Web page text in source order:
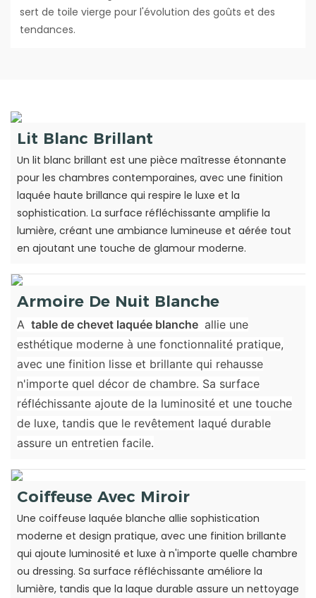
sert de toile vierge pour l'évolution des goûts et des
tendances.
Lit Blanc Brillant
Un lit blanc brillant est une pièce maîtresse étonnante
pour les chambres contemporaines, avec une finition
laquée haute brillance qui respire le luxe et la
sophistication. La surface réfléchissante amplifie la
lumière, créant une ambiance lumineuse et aérée tout
en ajoutant une touche de glamour moderne.
Armoire De Nuit Blanche
A table de chevet laquée blanche allie une
esthétique moderne à une fonctionnalité pratique,
avec une finition lisse et brillante qui rehausse
n'importe quel décor de chambre. Sa surface
réfléchissante ajoute de la luminosité et une touche
de luxe, tandis que le revêtement laqué durable
assure un entretien facile.
Coiffeuse Avec Miroir
Une coiffeuse laquée blanche allie sophistication
moderne et design pratique, avec une finition brillante
qui ajoute luminosité et luxe à n'importe quelle chambre
ou dressing. Sa surface réfléchissante améliore la
lumière, tandis que la laque durable assure un nettoyage